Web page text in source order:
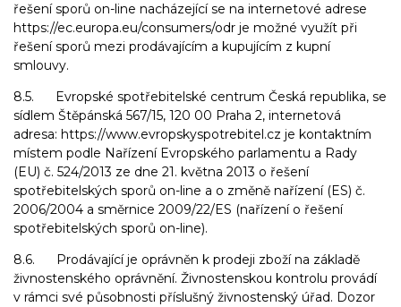
řešení sporů on-line nacházející se na internetové adrese
https://ec.europa.eu/consumers/odr je možné využít při
řešení sporů mezi prodávajícím a kupujícím z kupní
smlouvy.
8.5. Evropské spotřebitelské centrum Česká republika, se
sídlem Štěpánská 567/15, 120 00 Praha 2, internetová
adresa: https://www.evropskyspotrebitel.cz je kontaktním
místem podle Nařízení Evropského parlamentu a Rady
(EU) č. 524/2013 ze dne 21. května 2013 o řešení
spotřebitelských sporů on-line a o změně nařízení (ES) č.
2006/2004 a směrnice 2009/22/ES (nařízení o řešení
spotřebitelských sporů on-line).
8.6. Prodávající je oprávněn k prodeji zboží na základě
živnostenského oprávnění. Živnostenskou kontrolu provádí
v rámci své působnosti příslušný živnostenský úřad. Dozor